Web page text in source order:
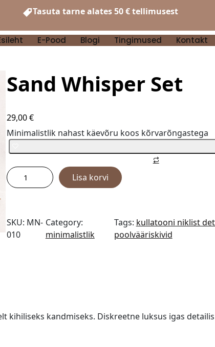
Tasuta tarne alates 50 € tellimusest
E-Pood Blogi Tingimused Kontakt
Sand Whisper Set
29,00€
Minimalistlik nahast käevõru koos kõrvarõngastega
Lisa korvi
SKU: MN-
010
Category:
minimalistlik
Tags: kullatooni niklist
poolvääriskivid
kihiliseks kandmiseks. Diskreetne luksus igas